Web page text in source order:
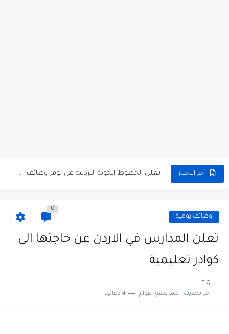
أخر الاخبار تعلن الخطوط الجوية الأردنية عن توفر وظائف شاغرة لمضيفي طيران
مطلوب عامل نظافة عدد 2 بدوام كامل او جزئي في... وظائف يومية
0
تعلن المدارس في الاردن عن حاجتها الى
كوادر تعليمية
F.Q
اخر تحديث : منذ بضع اعوام 4 دقائق للقراءة